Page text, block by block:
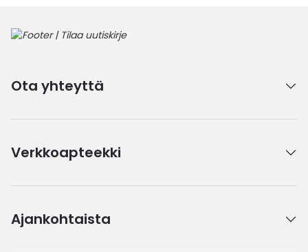
Ota yhteyttä
Verkkoapteekki
Ajankohtaista